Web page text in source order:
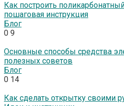
Как построить
пошаговая инструкция
Блог
0 9
Основные способы средства
полезных советов
Блог
0 14
Как сделать открытку своими